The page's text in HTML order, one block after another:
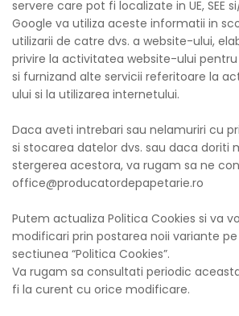
servere care pot fi localizate in UE, SEE
Google va utiliza aceste informatii in
utilizarii de catre dvs. a website-ului,
privire la activitatea website-ului
si furnizand alte servicii referitoare la
ului si la utilizarea internetului.
Daca aveti intrebari sau nelamuriri cu
si stocarea datelor dvs. sau daca doriti
stergerea acestora, va rugam sa ne
office@producatordepapetarie.ro
Putem actualiza Politica Cookies si va
modificari prin postarea noii variante
sectiunea “Politica Cookies”.
Va rugam sa consultati periodic
fi la curent cu orice modificare.